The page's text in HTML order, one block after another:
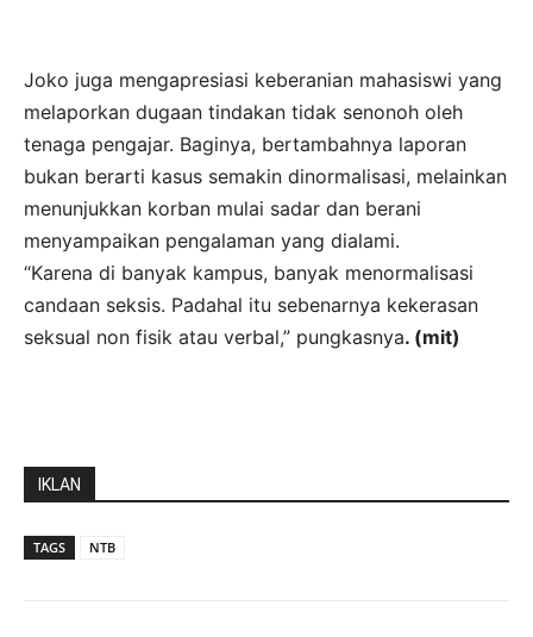
Joko juga mengapresiasi keberanian mahasiswi yang
melaporkan dugaan tindakan tidak senonoh oleh
tenaga pengajar. Baginya, bertambahnya laporan
bukan berarti kasus semakin dinormalisasi, melainkan
menunjukkan korban mulai sadar dan berani
menyampaikan pengalaman yang dialami.
“Karena di banyak kampus, banyak menormalisasi
candaan seksis. Padahal itu sebenarnya kekerasan
seksual non fisik atau verbal,” pungkasnya. (mit)
IKLAN
TAGS NTB